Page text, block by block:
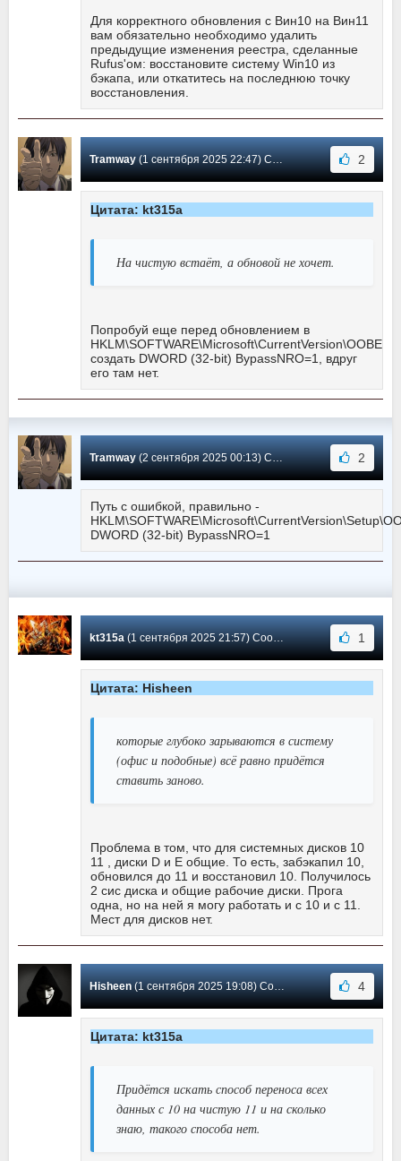
Для корректного обновления с Вин10 на Вин11
вам обязательно необходимо удалить
предыдущие изменения реестра, сделанные
Rufus'ом: восстановите систему Win10 из
бэкапа, или откатитесь на последнюю точку
восстановления.
Tramway(1 сентября 2025 22:47) Сообщение #10962 2
Цитата: kt315a
На чистую встаёт, а обновой не хочет.
Попробуй еще перед обновлением в
HKLM\SOFTWARE\Microsoft\CurrentVersion\OOBE
создать DWORD (32-bit) BypassNRO=1, вдруг
его там нет.
Tramway(2 сентября 2025 00:13) Сообщение #10961 2
Путь с ошибкой, правильно -
DWORD (32-bit) BypassNRO=1
kt315a(1 сентября 2025 21:57) Сообщение #10960 1
Цитата: Hisheen
которые глубоко зарываются в систему
(офис и подобные) всё равно придётся
ставить заново.
Проблема в том, что для системных дисков 10
11 , диски D и Е общие. То есть, забэкапил 10,
обновился до 11 и восстановил 10. Получилось
2 сис диска и общие рабочие диски. Прога
одна, но на ней я могу работать и с 10 и с 11.
Мест для дисков нет.
Hisheen(1 сентября 2025 19:08) Сообщение #10959 4
Цитата: kt315a
Придётся искать способ переноса всех
данных с 10 на чистую 11 и на сколько
знаю, такого способа нет.